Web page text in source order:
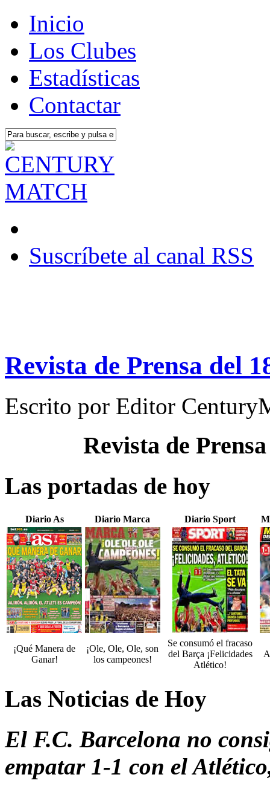
Inicio
Los Clubes
Estadísticas
Contactar
Suscríbete al canal RSS
Revista de Prensa del
Escrito por Editor
Revista de
Las portadas de hoy
Diario As Diario Marca Diario Sport
¡Qué Manera de
Ganar!
¡Ole, Ole, Ole, son
los campeones!
Se consumó el fracaso
del Barça ¡Felicidades
Atlético!
Las Noticias de Hoy
El F.C. Barcelona no
empatar 1-1 con el